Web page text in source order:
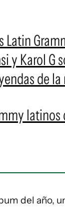
y Karol
de la
del año,